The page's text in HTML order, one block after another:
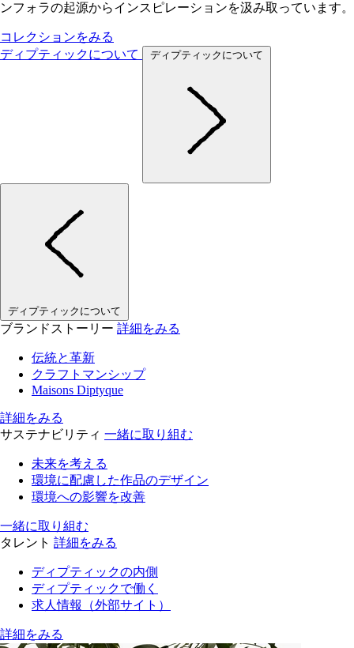
ンフォラの起源からインスピレーションを汲み取っています。
コレクションをみる
ディプティックについて
ディプティックについて
ディプティックについて
ブランドストーリー 詳細をみる
伝統と革新
クラフトマンシップ
Maisons Diptyque
詳細をみる
サステナビリティ 一緒に取り組む
未来を考える
環境に配慮した作品のデザイン
環境への影響を改善
一緒に取り組む
タレント 詳細をみる
ディプティックの内側
ディプティックで働く
求人情報（外部サイト）
詳細をみる